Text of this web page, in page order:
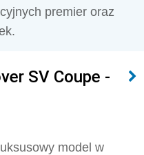
premier oraz
SV Coupe -
model w